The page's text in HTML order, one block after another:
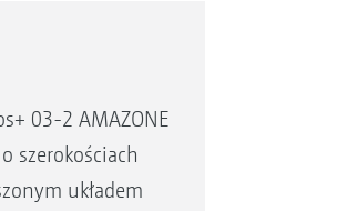
03-2 AMAZONE
szerokościach
układem